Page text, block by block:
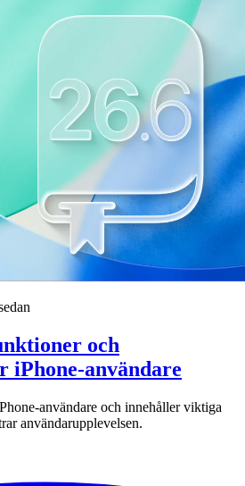
och
iPhone-användare
användare och innehåller viktiga
användarupplevelsen.